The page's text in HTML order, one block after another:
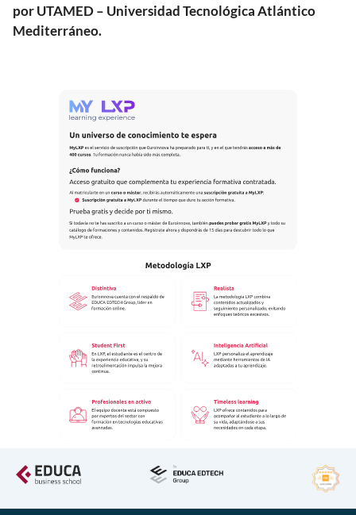
por UTAMED – Universidad Tecnológica Atlántico
Mediterráneo.